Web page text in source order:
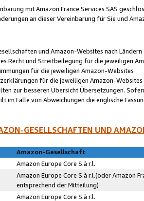
mit Amazon France Services SAS
an dieser Vereinbarung für Sie und
und Amazon-Websites nach Ländern
Recht und Streitbeilegung für die jeweiligen
für die jeweiligen Amazon-Websites
für die jeweiligen Amazon-Websites
zur besseren Übersicht Übersetzungen.
im Falle von Abweichungen die englische
GESELLSCHAFTEN UND
Amazon-Gesellschaft
Amazon Europe Core S.à r.l.
Amazon Europe Core S.à r.l.(oder Amazon
entsprechend der Mitteilung)
Amazon Europe Core S.à r.l.